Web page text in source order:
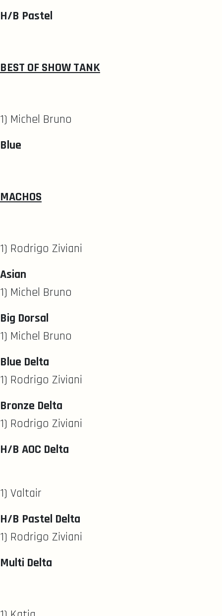
H/B Pastel
BEST OF SHOW TANK
1) Michel Bruno
Blue
MACHOS
1) Rodrigo Ziviani
Asian
1) Michel Bruno
Big Dorsal
1) Michel Bruno
Blue Delta
1) Rodrigo Ziviani
Bronze Delta
1) Rodrigo Ziviani
H/B AOC Delta
1) Valtair
H/B Pastel Delta
1) Rodrigo Ziviani
Multi Delta